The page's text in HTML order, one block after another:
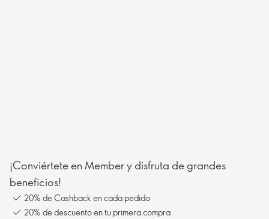
¡Conviértete en Member y disfruta de grandes
beneficios!
20% de Cashback en cada pedido
20% de descuento en tu primera compra